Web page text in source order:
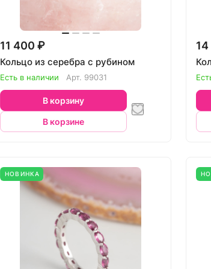
11 400 ₽
Кольцо из серебра с рубином
Есть в наличии Арт. 99031
В корзину
В корзине
НОВИНКА